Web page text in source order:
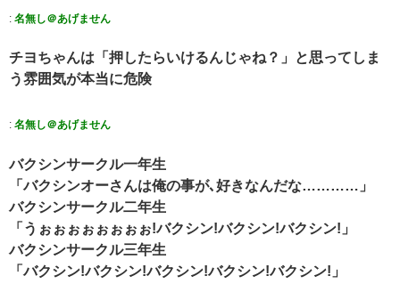
: 名無し＠あげません
チヨちゃんは「押したらいけるんじゃね？」と思ってしま
う雰囲気が本当に危険
: 名無し＠あげません
バクシンサークル一年生
「バクシンオーさんは俺の事が､好きなんだな…………」
バクシンサークル二年生
「うぉぉぉぉぉぉぉぉ!バクシン!バクシン!バクシン!」
バクシンサークル三年生
「バクシン!バクシン!バクシン!バクシン!バクシン!」